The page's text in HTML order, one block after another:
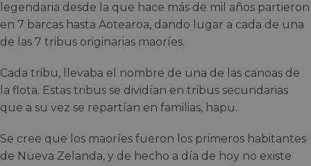
legendaria desde la que hace más de mil años partieron
en 7 barcas hasta Aotearoa, dando lugar a cada de una
de las 7 tribus originarias maoríes.
Cada tribu, llevaba el nombre de una de las canoas de
la flota. Estas tribus se dividían en tribus secundarias
que a su vez se repartían en familias, hapu.
Se cree que los maoríes fueron los primeros habitantes
de Nueva Zelanda, y de hecho a día de hoy no existe